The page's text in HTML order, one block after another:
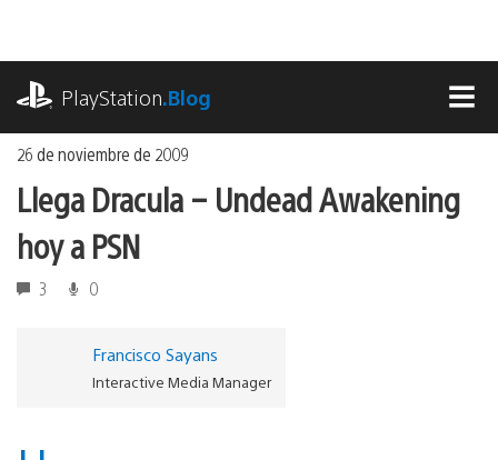
contenido
PlayStation.Blog
26 de noviembre de 2009
Llega Dracula – Undead Awakening
hoy a PSN
3 0
Francisco Sayans
Interactive Media Manager